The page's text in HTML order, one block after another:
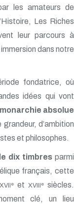
les amateurs de
Les Riches
leur parcours à
dans notre
fondatrice, où
idées qui vont
absolue
d’ambition
et philosophes.
dix timbres parmi
français, cette
XVII e et XVIII e
siècles.
clé, un lieu